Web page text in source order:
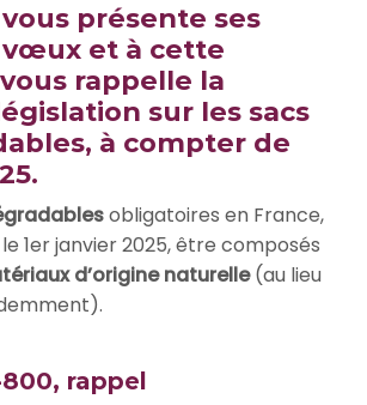
vous présente ses
et à cette
rappelle la
sur les sacs
à compter de
obligatoires en France,
1er janvier 2025, être composés
d’origine naturelle(au lieu
800, rappel